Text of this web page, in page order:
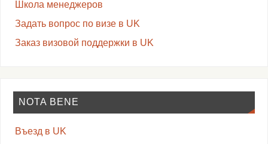
Школа менеджеров
Задать вопрос по визе в UK
Заказ визовой поддержки в UK
NOTA BENE
Въезд в UK